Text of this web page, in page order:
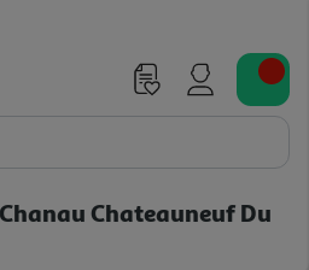
Chateauneuf Du